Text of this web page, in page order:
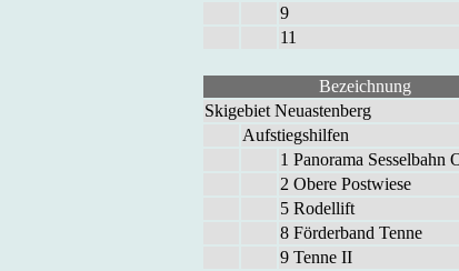
9
11
Be­zeich­nung
Ski­ge­biet Neu­as­ten­berg
Auf­stiegs­hil­fen
1 Pa­no­ra­ma Ses­sel­bahn
2 Obe­re Post­wie­se
5 Ro­del­lift
8 För­der­band Ten­ne
9 Ten­ne II